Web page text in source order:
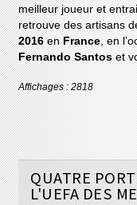
meilleur joueur et
retrouve des artisans
2016en France, en
Fernando Santos et
Affichages : 2818
QUATRE
L'UEFA DES